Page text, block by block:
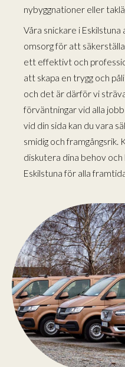
nybyggnationer eller
Våra snickare i
omsorg för att
ett effektivt och
att skapa en trygg och
och det är därför vi
förväntningar vid alla
vid din sida kan du vara
smidig och framgångsrik.
diskutera dina behov och
Eskilstuna för alla